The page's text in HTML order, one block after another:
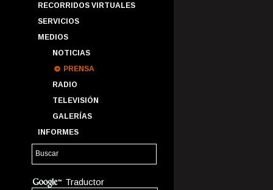
RECORRIDOS VIRTUALES
SERVICIOS
MEDIOS
NOTICIAS
PRENSA
RADIO
TELEVISIÓN
GALERÍAS
INFORMES
Traductor